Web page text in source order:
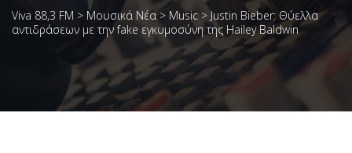
Viva 88,3 FM > Μουσικά Νέα > Music > Justin Bieber: Θύελλα
αντιδράσεων με την fake εγκυμοσύνη της Hailey Baldwin